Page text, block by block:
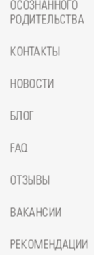
ОСОЗНАННОГО
РОДИТЕЛЬСТВА
КОНТАКТЫ
НОВОСТИ
БЛОГ
FAQ
ОТЗЫВЫ
ВАКАНСИИ
РЕКОМЕНДАЦИИ